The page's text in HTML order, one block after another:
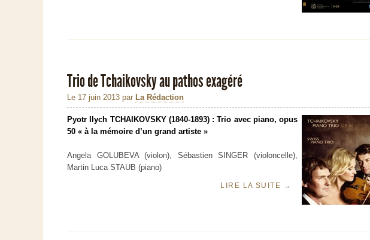
Trio de Tchaikovsky au pathos exagéré
Le 17 juin 2013 par La Rédaction
Pyotr Ilych TCHAIKOVSKY (1840-1893) : Trio avec piano, opus
50 « à la mémoire d’un grand artiste »
Angela GOLUBEVA (violon), Sébastien SINGER (violoncelle),
Martin Luca STAUB (piano)
LIRE LA SUITE →